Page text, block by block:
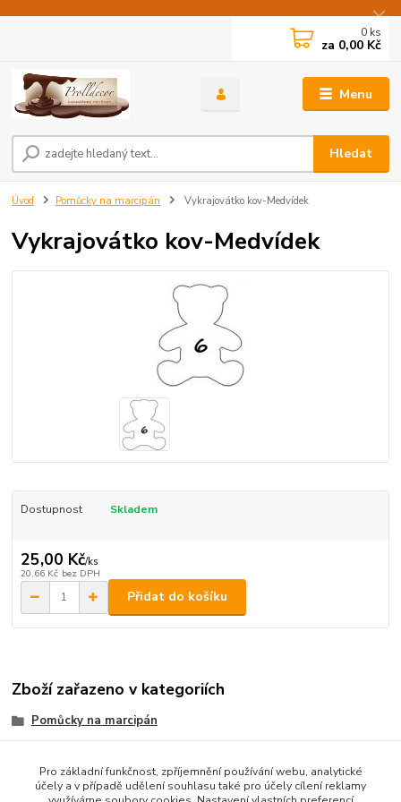
Menu
Hledat
0 ks
za 0,00 Kč
Úvod Pomůcky na marcipán Vykrajovátko kov-Medvídek
Vykrajovátko kov-Medvídek
Dostupnost Skladem
25,00 Kč/ks
20,66 Kč bez DPH
Přidat do košíku
Zboží zařazeno v kategoriích
Pomůcky na marcipán
Pro základní funkčnost, zpříjemnění používání webu, analytické
účely a v případě udělení souhlasu také pro účely cílení reklamy